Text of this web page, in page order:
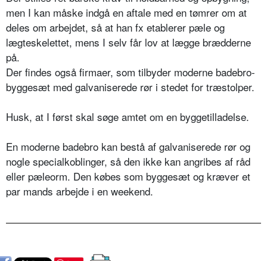
men I kan måske indgå en aftale med en tømrer om at
deles om arbejdet, så at han fx etablerer pæle og
lægteskelettet, mens I selv får lov at lægge brædderne
på.
Der findes også firmaer, som tilbyder moderne badebro-
byggesæt med galvaniserede rør i stedet for træstolper.
Husk, at I først skal søge amtet om en byggetilladelse.
En moderne badebro kan bestå af galvaniserede rør og
nogle specialkoblinger, så den ikke kan angribes af råd
eller pæleorm. Den købes som byggesæt og kræver et
par mands arbejde i en weekend.